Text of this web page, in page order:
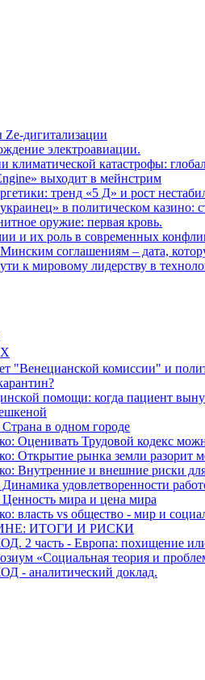
Ze-дигитализации
электроавиации.
климатической катастрофы:
выходит в мейнстрим
тренд «5 Д» и рост
в политическом казино:
оружие: первая кровь.
и их роль в современных
соглашениям – дата,
к мировому лидерству в
X
"Венецианской комиссии" и
помощи: когда пациент
в одном городе
Оценивать Трудовой кодекс
Открытие рынка земли разорит
Внутренние и внешние риски
удовлетворенности
мира и цена мира
власть vs общество - мир и
ИТОГИ И РИСКИ
часть - Европа: похищение или
«Социальная теория и
аналитический доклад.